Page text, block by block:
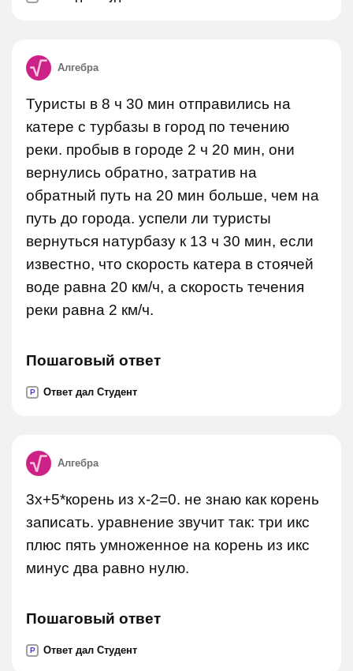
Алгебра
Туристы в 8 ч 30 мин отправились на
катере с турбазы в город по течению
реки. пробыв в городе 2 ч 20 мин, они
вернулись обратно, затратив на
обратный путь на 20 мин больше, чем на
путь до города. успели ли туристы
вернуться натурбазу к 13 ч 30 мин, если
известно, что скорость катера в стоячей
воде равна 20 км/ч, а скорость течения
реки равна 2 км/ч.
Пошаговый ответ
P Ответ дал Студент
Алгебра
3x+5*корень из х-2=0. не знаю как корень
записать. уравнение звучит так: три икс
плюс пять умноженное на корень из икс
минус два равно нулю.
Пошаговый ответ
P Ответ дал Студент